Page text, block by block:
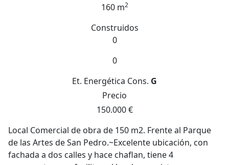
160 m2
Construidos
0
0
Et. Energética Cons. G
Precio
150.000 €
Local Comercial de obra de 150 m2. Frente al Parque
de las Artes de San Pedro.~Excelente ubicación, con
fachada a dos calles y hace chaflan, tiene 4